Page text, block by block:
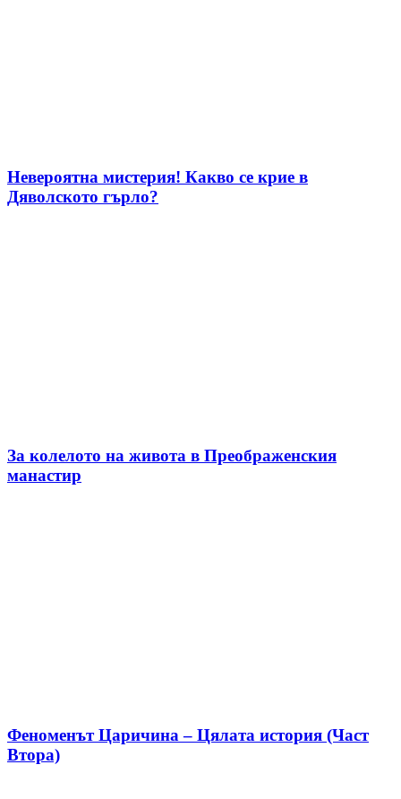
Невероятна мистерия! Какво се крие в
Дяволското гърло?
За колелото на живота в Преображенския
манастир
Феноменът Царичина – Цялата история (Част
Втора)